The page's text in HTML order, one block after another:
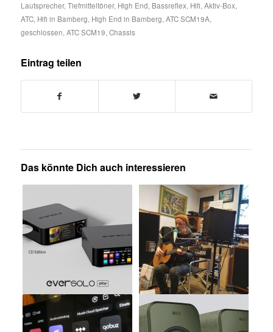
Lautsprecher, Tiefmitteltöner, High End, Bassreflex, Hifi, Aktiv-Box,
ATC, Hifi in Bamberg, High End in Bamberg, ATC SCM19A,
geschlossen, ATC SCM19, Chassis
Eintrag teilen
Das könnte Dich auch interessieren